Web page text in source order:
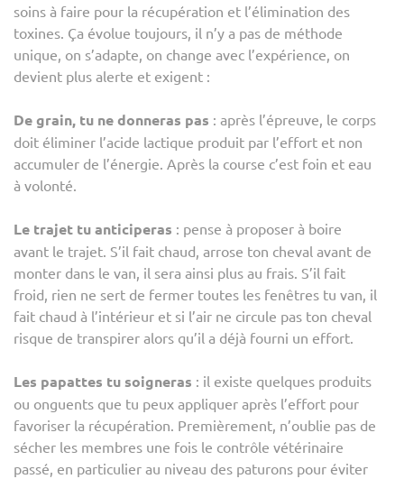
soins à faire pour la récupération et l’élimination des
toxines. Ça évolue toujours, il n’y a pas de méthode
unique, on s’adapte, on change avec l’expérience, on
devient plus alerte et exigent :
De grain, tu ne donneras pas : après l’épreuve, le corps
doit éliminer l’acide lactique produit par l’effort et non
accumuler de l’énergie. Après la course c’est foin et eau
à volonté.
Le trajet tu anticiperas : pense à proposer à boire
avant le trajet. S’il fait chaud, arrose ton cheval avant de
monter dans le van, il sera ainsi plus au frais. S’il fait
froid, rien ne sert de fermer toutes les fenêtres tu van, il
fait chaud à l’intérieur et si l’air ne circule pas ton cheval
risque de transpirer alors qu’il a déjà fourni un effort.
Les papattes tu soigneras : il existe quelques produits
ou onguents que tu peux appliquer après l’effort pour
favoriser la récupération. Premièrement, n’oublie pas de
sécher les membres une fois le contrôle vétérinaire
passé, en particulier au niveau des paturons pour éviter